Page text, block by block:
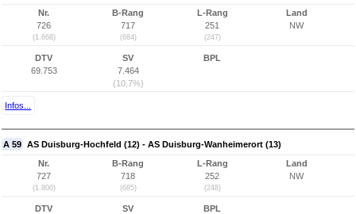
Nr.
726
(1.668)
B-Rang
717
(684)
L-Rang
251
(247)
Land
NW
DTV
69.753
SV
7.464
(10,7%)
BPL
Infos...
A 59 AS Duisburg-Hochfeld (12) - AS Duisburg-Wanheimerort (13)
Nr.
727
(1.800)
B-Rang
718
(685)
L-Rang
252
(248)
Land
NW
DTV
SV
BPL